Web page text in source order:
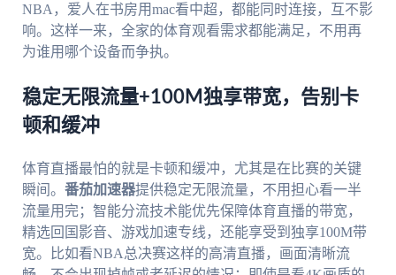
NBA，爱人在书房用mac看中超，都能同时连接，互不影
响。这样一来，全家的体育观看需求都能满足，不用再
为谁用哪个设备而争执。
稳定无限流量+100M独享带宽，告别卡
顿和缓冲
体育直播最怕的就是卡顿和缓冲，尤其是在比赛的关键
瞬间。 番茄加速器提供稳定无限流量，不用担心看一半
流量用完；智能分流技术能优先保障体育直播的带宽，
精选回国影音、游戏加速专线，还能享受到独享100M带
宽。比如看NBA总决赛这样的高清直播，画面清晰流